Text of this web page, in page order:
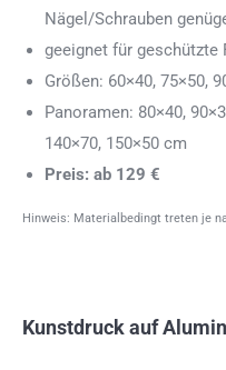
Nägel/Schrauben
geeignet für geschützte
Größen: 60×40, 75×50,
Panoramen: 80×40,
140×70, 150×50 cm
Preis: ab 129 €
Hinweis: Materialbedingt treten je
Kunstdruck auf